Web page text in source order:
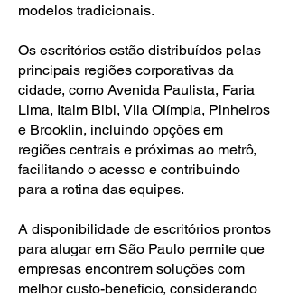
modelos tradicionais.
Os escritórios estão distribuídos pelas
principais regiões corporativas da
cidade, como Avenida Paulista, Faria
Lima, Itaim Bibi, Vila Olímpia, Pinheiros
e Brooklin, incluindo opções em
regiões centrais e próximas ao metrô,
facilitando o acesso e contribuindo
para a rotina das equipes.
A disponibilidade de escritórios prontos
para alugar em São Paulo permite que
empresas encontrem soluções com
melhor custo-benefício, considerando